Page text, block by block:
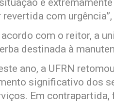
situação é
revertida com
acordo com o reitor, a
destinada à
ano, a UFRN
significativo dos
Em